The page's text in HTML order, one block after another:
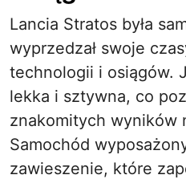
Lancia Stratos była
wyprzedzał swoje
technologii i osiągów.
lekka i sztywna, co
znakomitych wyników
Samochód
zawieszenie, które